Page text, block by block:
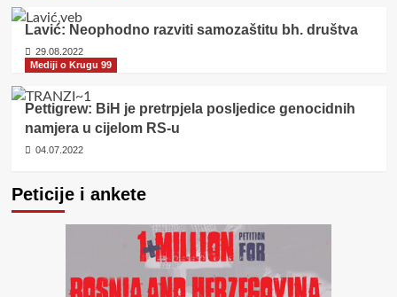
Lavić: Neophodno razviti samozaštitu bh. društva
29.08.2022
Mediji o Krugu 99
Pettigrew: BiH je pretrpjela posljedice genocidnih
namjera u cijelom RS-u
04.07.2022
Peticije i ankete